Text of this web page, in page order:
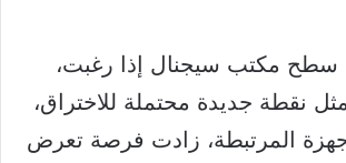
سطح مكتب سيجنال إذا رغبت،
نقطة جديدة محتملة للاختراق،
المرتبطة، زادت فرصة تعرض